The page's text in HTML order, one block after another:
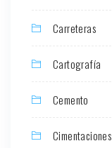
Carreteras
Cartografía
Cemento
Cimentaciones